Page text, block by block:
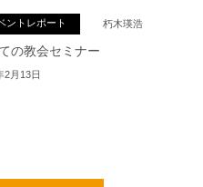
ントレポート 朽木瑛浩
の教会セミナー
2月13日